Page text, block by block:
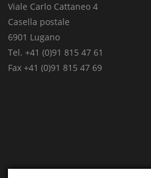
Viale Carlo Cattaneo 4
Casella postale
6901 Lugano
Tel. +41 (0)91 815 47 61
Fax +41 (0)91 815 47 69